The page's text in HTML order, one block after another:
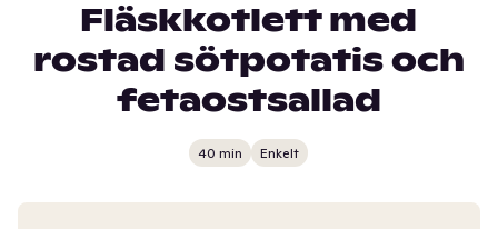
Fläskkotlett med
rostad sötpotatis och
fetaostsallad
40 min Enkelt